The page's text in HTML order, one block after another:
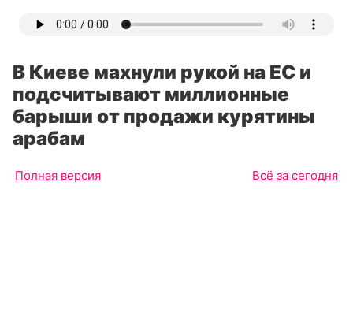
В Киеве махнули рукой на ЕС и
подсчитывают миллионные
барыши от продажи курятины
арабам
Полная версия Всё за сегодня